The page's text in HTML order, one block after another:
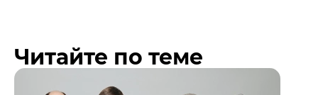
Читайте по теме